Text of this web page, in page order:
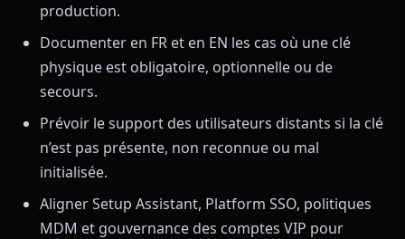
production.
Documenter en FR et en EN les cas où une clé
physique est obligatoire, optionnelle ou de
secours.
Prévoir le support des utilisateurs distants si la clé
n’est pas présente, non reconnue ou mal
initialisée.
Aligner Setup Assistant, Platform SSO, politiques
MDM et gouvernance des comptes VIP pour